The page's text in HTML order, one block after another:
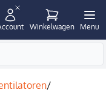
Winkelwagen Menu
/